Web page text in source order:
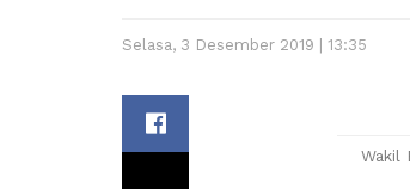
Selasa, 3 Desember 2019 | 13:35
Wakil